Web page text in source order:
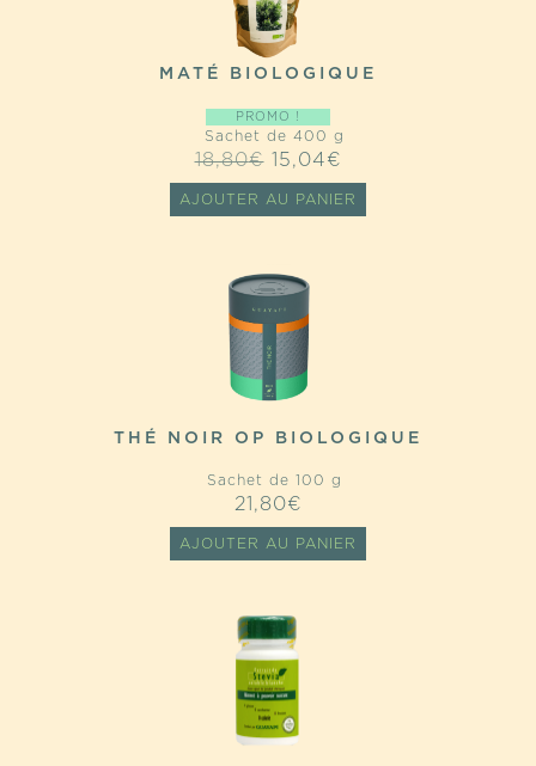
MATÉ BIOLOGIQUE
PROMO !
Sachet de 400 g
18,80€ LE
PRIX
15,04€
PRIX
AJOUTER AU PANIER
THÉ NOIR OP BIOLOGIQUE
Sachet de 100 g
21,80€
AJOUTER AU PANIER